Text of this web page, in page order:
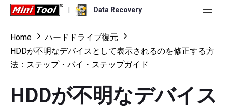
Data Recovery
ストア
個人ユーザー向け
Data Recovery Pro
機能
Home
ハードドライブ復元
HDDが不明なデバイスとして表示されるのを修正する方
法：ステップ・バイ・ステップガイド
HDDが不明なデバイス